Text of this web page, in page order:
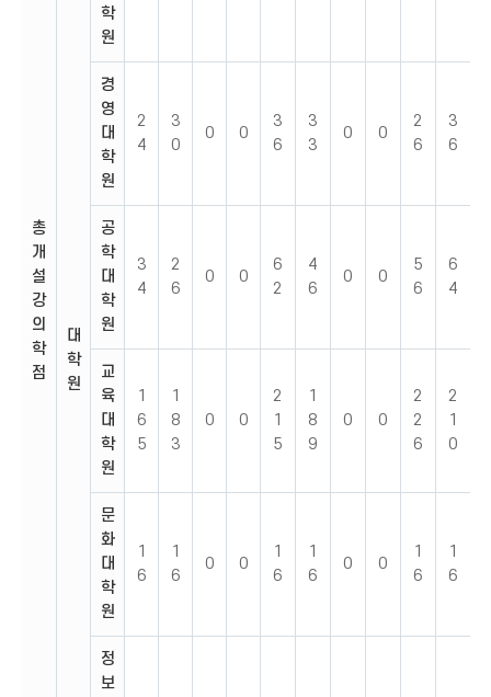
총
개
설
강
의
학
점
대
학
원
학
원
경
영
대
학
원
2
4
3
0
0 0
3
6
3
3
0 0
2
6
3
6
공
학
대
학
원
3
4
2
6
0 0
6
2
4
6
0 0
5
6
6
4
교
육
대
학
원
1
6
5
1
8
3
0 0
2
1
5
1
8
9
0 0
2
2
6
2
1
0
문
화
대
학
원
1
6
1
6
0 0
1
6
1
6
0 0
1
6
1
6
정
보